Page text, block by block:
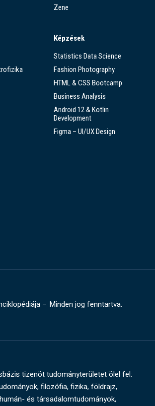
Zene
Képzések
Statistics Data Science
Fashion Photography
HTML & CSS Bootcamp
Business Analysis
Android 12 & Kotlin
Development
Figma – UI/UX Design
– Minden jog fenntartva.
tizenöt tudományterületet ölel fel:
filozófia, fizika, földrajz,
és társadalomtudományok,